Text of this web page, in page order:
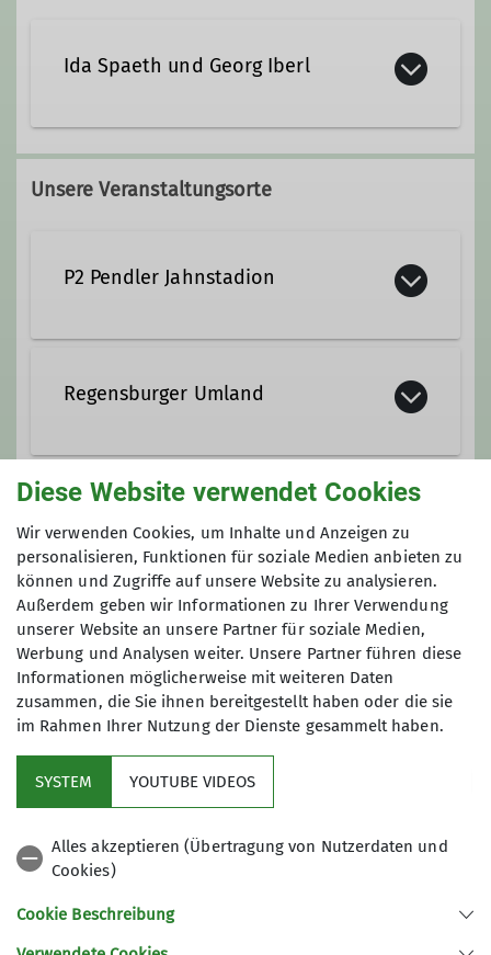
Ida Spaeth und Georg Iberl
Unsere Veranstaltungsorte
P2 Pendler Jahnstadion
93053 Regensburg
Regensburger Umland
Seniorengruppe
Wir wandern an jedem 2. Dienstag im
Monat entweder in der näheren
im Bayerischen Wald, in Franken und
in den Alpen. Die Touren werden von
und durchgeführt.
Kontakt aufnehmen
DAV Bundesverband
Diese Website verwendet Cookies
Wir verwenden Cookies, um Inhalte und Anzeigen zu
personalisieren, Funktionen für soziale Medien anbieten zu
können und Zugriffe auf unsere Website zu analysieren.
Außerdem geben wir Informationen zu Ihrer Verwendung
unserer Website an unsere Partner für soziale Medien,
Werbung und Analysen weiter. Unsere Partner führen diese
Informationen möglicherweise mit weiteren Daten
zusammen, die Sie ihnen bereitgestellt haben oder die sie
im Rahmen Ihrer Nutzung der Dienste gesammelt haben.
SYSTEM YOUTUBE VIDEOS
Alles akzeptieren (Übertragung von Nutzerdaten und
Cookies)
Cookie Beschreibung